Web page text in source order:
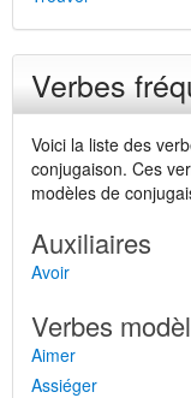
Verbes
Voici la liste des
conjugaison. Ces
modèles de
Auxiliaires
Avoir
Verbes
Aimer
Assiéger